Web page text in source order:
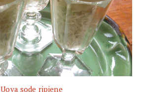
Uova sode ripiene